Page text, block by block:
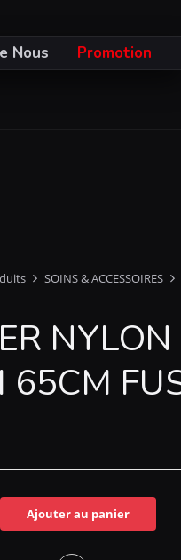
Nous Promotion
SOINS & ACCESSOIRES
65CM
Ajouter au panier